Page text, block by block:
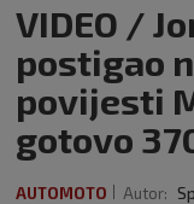
VIDEO /
postigao
povijesti
gotovo
AUTOMOTO Autor: